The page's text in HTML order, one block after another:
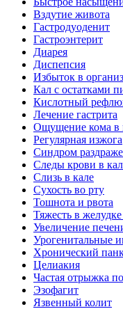
Вздутие живота
Гастродуоденит
Гастроэнтерит
Диарея
Диспепсия
Избыток в
Кал с остатками
Кислотный
Лечение гастрита
Ощущение кома в
Регулярная изжога
Синдром
Следы крови в
Слизь в кале
Сухость во рту
Тошнота и рвота
Тяжесть в
Увеличение
Урогенитальные
Хронический
Целиакия
Частая отрыжка
Эзофагит
Язвенный колит